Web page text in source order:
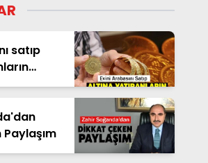
satıp
geldi